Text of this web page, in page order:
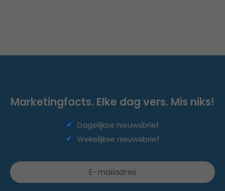
Marketingfacts. Elke dag vers. Mis niks!
Dagelijkse nieuwsbrief
Wekelijkse nieuwsbrief